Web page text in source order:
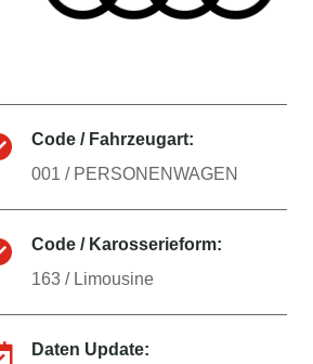
Code / Fahrzeugart:
001 / PERSONENWAGEN
Code / Karosserieform:
163 / Limousine
Daten Update: